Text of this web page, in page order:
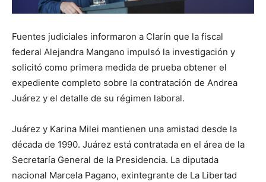
Fuentes judiciales informaron a Clarín que la fiscal
federal Alejandra Mangano impulsó la investigación y
solicitó como primera medida de prueba obtener el
expediente completo sobre la contratación de Andrea
Juárez y el detalle de su régimen laboral.
Juárez y Karina Milei mantienen una amistad desde la
década de 1990. Juárez está contratada en el área de la
Secretaría General de la Presidencia. La diputada
nacional Marcela Pagano, exintegrante de La Libertad